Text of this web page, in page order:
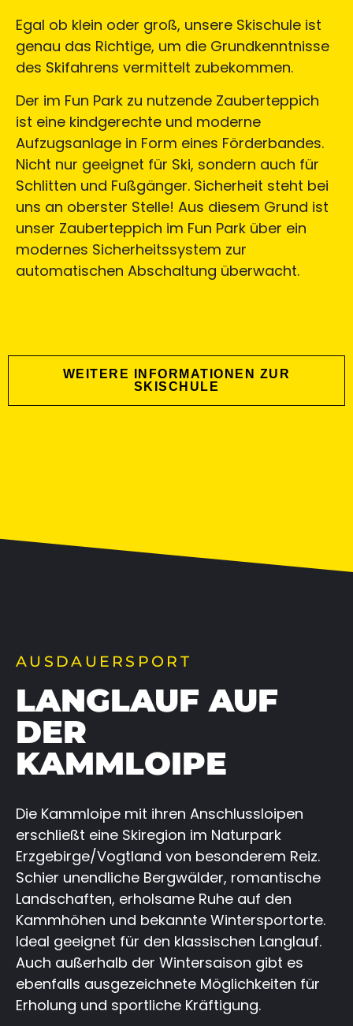
Egal ob klein oder groß, unsere Skischule ist
genau das Richtige, um die Grundkenntnisse
des Skifahrens vermittelt zubekommen.
Der im Fun Park zu nutzende Zauberteppich
ist eine kindgerechte und moderne
Aufzugsanlage in Form eines Förderbandes.
Nicht nur geeignet für Ski, sondern auch für
Schlitten und Fußgänger. Sicherheit steht bei
uns an oberster Stelle! Aus diesem Grund ist
unser Zauberteppich im Fun Park über ein
modernes Sicherheitssystem zur
automatischen Abschaltung überwacht.
WEITERE INFORMATIONEN ZUR
SKISCHULE
AUSDAUERSPORT
LANGLAUF AUF
DER
KAMMLOIPE
Die Kammloipe mit ihren Anschlussloipen
erschließt eine Skiregion im Naturpark
Erzgebirge/Vogtland von besonderem Reiz.
Schier unendliche Bergwälder, romantische
Landschaften, erholsame Ruhe auf den
Kammhöhen und bekannte Wintersportorte.
Ideal geeignet für den klassischen Langlauf.
Auch außerhalb der Wintersaison gibt es
ebenfalls ausgezeichnete Möglichkeiten für
Erholung und sportliche Kräftigung.